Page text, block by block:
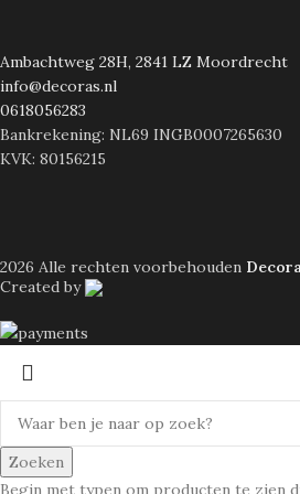
Ambachtweg 28H, 2841 LZ Moordrecht
info@decoras.nl
0618056283
Bankrekening: NL69 INGB0007265630
KVK: 80156215
2026 Alle rechten voorbehouden
Created by
Zoeken
Begin met typen om producten te zien